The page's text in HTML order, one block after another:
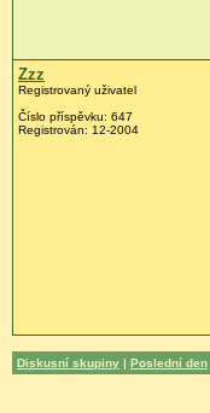
Zzz
Registrovaný uživatel
Číslo příspěvku: 647
Registrován: 12-2004
Diskusní skupiny | Poslední den